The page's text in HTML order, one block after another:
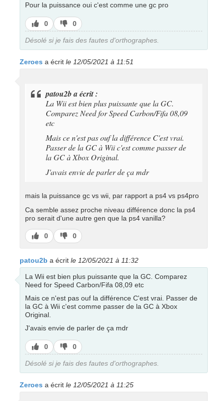
Pour la puissance oui c'est comme une gc pro
J’aime
0
J’aime
pas
0
Désolé si je fais des fautes d'orthographes.
Zeroes a écrit le 12/05/2021 à 11:51
patou2b a écrit :
La Wii est bien plus puissante que la GC.
Comparez Need for Speed Carbon/Fifa 08,09
etc
Mais ce n'est pas ouf la différence C'est vrai.
Passer de la GC à Wii c'est comme passer de
la GC à Xbox Original.
J'avais envie de parler de ça mdr
mais la puissance gc vs wii, par rapport a ps4 vs ps4pro
Ca semble assez proche niveau différence donc la ps4
pro serait d'une autre gen que la ps4 vanilla?
J’aime
0
J’aime
pas
0
patou2b a écrit le 12/05/2021 à 11:32
La Wii est bien plus puissante que la GC. Comparez
Need for Speed Carbon/Fifa 08,09 etc
Mais ce n'est pas ouf la différence C'est vrai. Passer de
la GC à Wii c'est comme passer de la GC à Xbox
Original.
J'avais envie de parler de ça mdr
J’aime
0
J’aime
pas
0
Désolé si je fais des fautes d'orthographes.
Zeroes a écrit le 12/05/2021 à 11:25